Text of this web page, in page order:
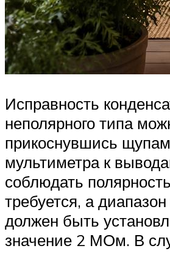
Исправность
неполярного типа
прикоснувшись
мультиметра к
соблюдать
требуется, а
должен быть
значение 2 МОм. В